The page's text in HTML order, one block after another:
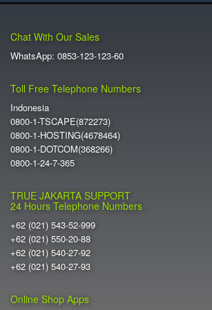
Chat With Our Sales
WhatsApp: 0853-123-123-60
Toll Free Telephone Numbers
Indonesia
0800-1-TSCAPE(872273)
0800-1-HOSTING(4678464)
0800-1-DOTCOM(368266)
0800-1-24-7-365
TRUE JAKARTA SUPPORT
24 Hours Telephone Numbers
+62 (021) 543-52-999
+62 (021) 550-20-88
+62 (021) 540-27-92
+62 (021) 540-27-93
Online Shop Apps